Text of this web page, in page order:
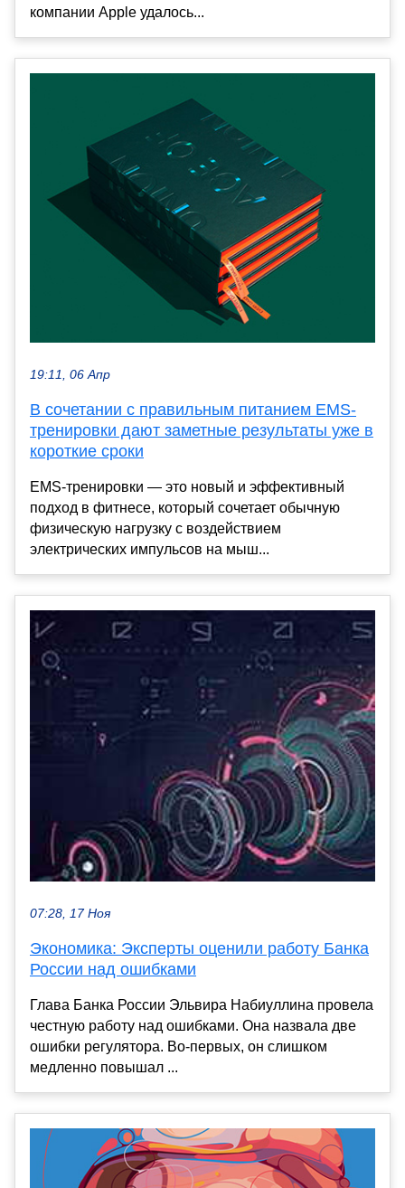
компании Apple удалось...
19:11, 06 Апр
В сочетании с правильным питанием EMS-
тренировки дают заметные результаты уже в
короткие сроки
EMS-тренировки — это новый и эффективный
подход в фитнесе, который сочетает обычную
физическую нагрузку с воздействием
электрических импульсов на мыш...
07:28, 17 Ноя
Экономика: Эксперты оценили работу Банка
России над ошибками
Глава Банка России Эльвира Набиуллина провела
честную работу над ошибками. Она назвала две
ошибки регулятора. Во-первых, он слишком
медленно повышал ...